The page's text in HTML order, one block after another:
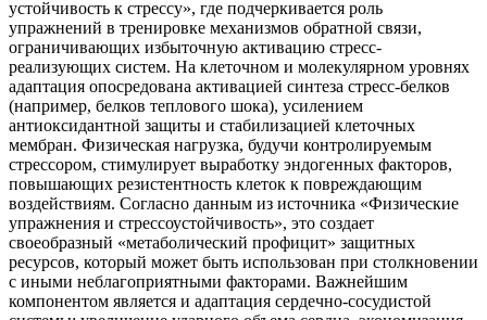
устойчивость к стрессу», где подчеркивается роль
упражнений в тренировке механизмов обратной связи,
ограничивающих избыточную активацию стресс-
реализующих систем. На клеточном и молекулярном уровнях
адаптация опосредована активацией синтеза стресс-белков
(например, белков теплового шока), усилением
антиоксидантной защиты и стабилизацией клеточных
мембран. Физическая нагрузка, будучи контролируемым
стрессором, стимулирует выработку эндогенных факторов,
повышающих резистентность клеток к повреждающим
воздействиям. Согласно данным из источника «Физические
упражнения и стрессоустойчивость», это создает
своеобразный «метаболический профицит» защитных
ресурсов, который может быть использован при столкновении
с иными неблагоприятными факторами. Важнейшим
компонентом является и адаптация сердечно-сосудистой